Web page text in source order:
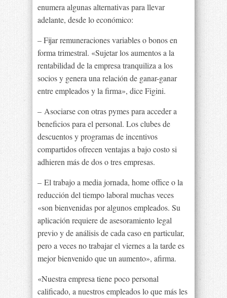
enumera algunas alternativas para llevar
adelante, desde lo económico:
– Fijar remuneraciones variables o bonos en
forma trimestral. «Sujetar los aumentos a la
rentabilidad de la empresa tranquiliza a los
socios y genera una relación de ganar-ganar
entre empleados y la firma», dice Figini.
– Asociarse con otras pymes para acceder a
beneficios para el personal. Los clubes de
descuentos y programas de incentivos
compartidos ofrecen ventajas a bajo costo si
adhieren más de dos o tres empresas.
– El trabajo a media jornada, home office o la
reducción del tiempo laboral muchas veces
«son bienvenidas por algunos empleados. Su
aplicación requiere de asesoramiento legal
previo y de análisis de cada caso en particular,
pero a veces no trabajar el viernes a la tarde es
mejor bienvenido que un aumento», afirma.
«Nuestra empresa tiene poco personal
calificado, a nuestros empleados lo que más les